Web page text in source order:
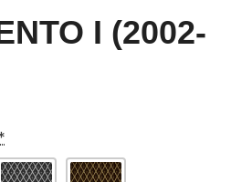
I (2002-